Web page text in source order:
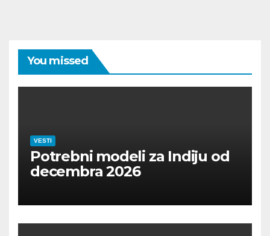
You missed
VESTI
Potrebni modeli za Indiju od
decembra 2026